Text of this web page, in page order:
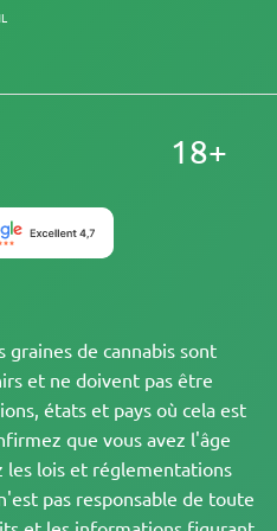
graines de cannabis sont
et ne doivent pas être
états et pays où cela est
que vous avez l'âge
les lois et réglementations
pas responsable de toute
18+